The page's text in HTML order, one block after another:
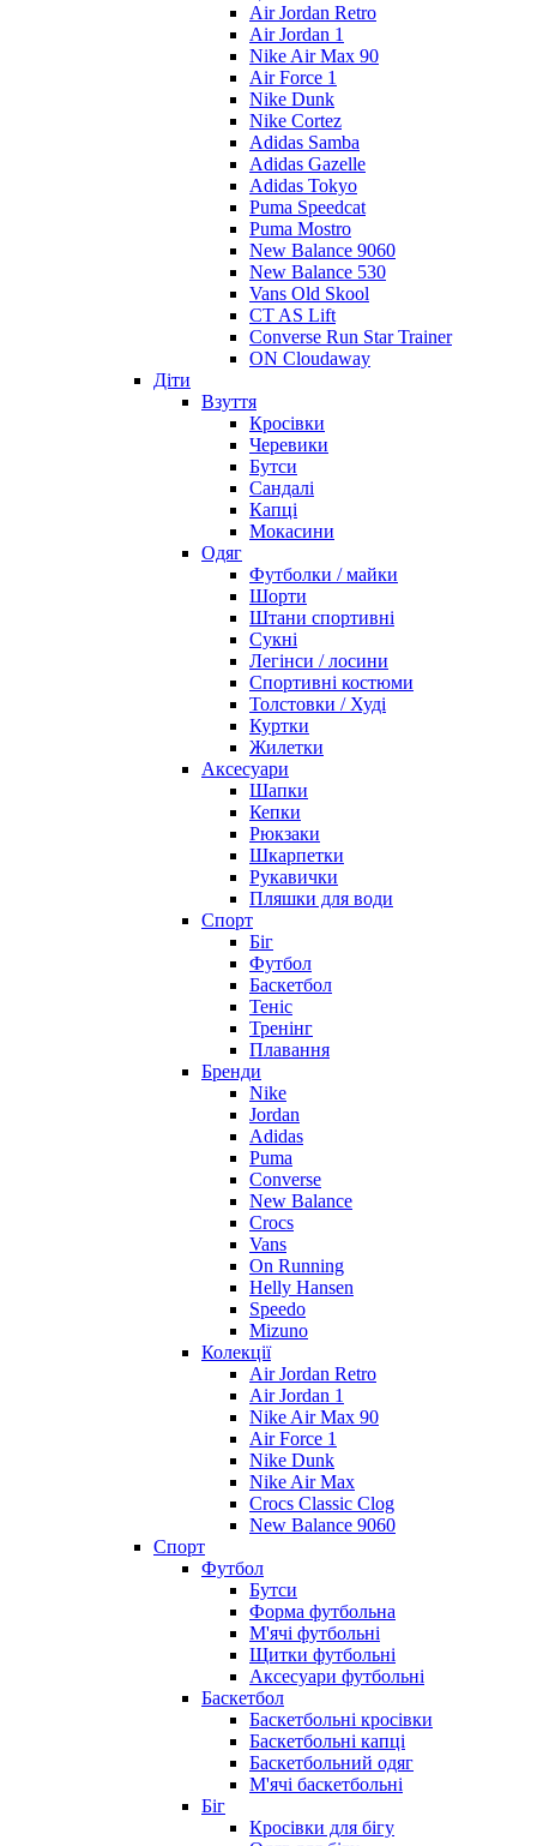
Air Jordan Retro
Air Jordan 1
Nike Air Max 90
Air Force 1
Nike Dunk
Nike Cortez
Adidas Samba
Adidas Gazelle
Adidas Tokyo
Puma Speedcat
Puma Mostro
New Balance 9060
New Balance 530
Vans Old Skool
CT AS Lift
Converse Run Star Trainer
ON Cloudaway
Діти
Взуття
Кросівки
Черевики
Бутси
Сандалі
Капці
Мокасини
Одяг
Футболки / майки
Шорти
Штани спортивні
Сукні
Легінси / лосини
Спортивні костюми
Толстовки / Худі
Куртки
Жилетки
Аксесуари
Шапки
Кепки
Рюкзаки
Шкарпетки
Рукавички
Пляшки для води
Спорт
Біг
Футбол
Баскетбол
Теніс
Тренінг
Плавання
Бренди
Nike
Jordan
Adidas
Puma
Converse
New Balance
Crocs
Vans
On Running
Helly Hansen
Speedo
Mizuno
Колекції
Air Jordan Retro
Air Jordan 1
Nike Air Max 90
Air Force 1
Nike Dunk
Nike Air Max
Crocs Classic Clog
New Balance 9060
Спорт
Футбол
Бутси
Форма футбольна
М'ячі футбольні
Щитки футбольні
Аксесуари футбольні
Баскетбол
Баскетбольні кросівки
Баскетбольні капці
Баскетбольний одяг
М'ячі баскетбольні
Біг
Кросівки для бігу